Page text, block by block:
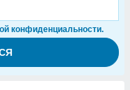
конфиденциальности.